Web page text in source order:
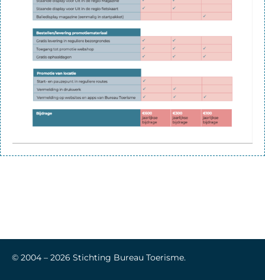
© 2004 – 2026 Stichting Bureau Toerisme.